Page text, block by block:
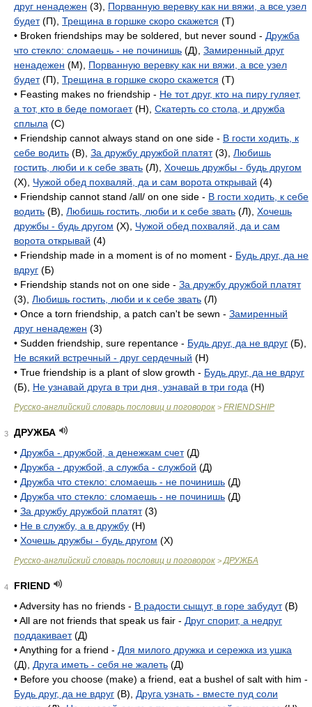
друг ненадежен (3), Порванную веревку как ни вяжи, а все узел
будет(П), Трещина в горшке скоро скажется (T)
• Broken friendships may be soldered, but never sound - Дружба
что стекло: сломаешь - не починишь (Д), Замиренный друг
ненадежен (M), Порванную веревку как ни вяжи, а все узел
будет(П), Трещина в горшке скоро скажется (T)
• Feasting makes no friendship - Не тот друг, кто на пиру гуляет,
а тот, кто в беде помогает(H), Скатерть со стола, и дружба
сплыла (C)
• Friendship cannot always stand on one side - В гости ходить, к
себе водить (B), За дружбу дружбой платят(3), Любишь
гостить, люби и к себе звать (Л), Хочешь дружбы - будь другом
(X), Чужой обед похваляй, да и сам ворота открывай (4)
• Friendship cannot stand /all/ on one side - В гости ходить, к себе
водить (B), Любишь гостить, люби и к себе звать (Л), Хочешь
дружбы - будь другом (X), Чужой обед похваляй, да и сам
ворота открывай (4)
• Friendship made in a moment is of no moment - Будь друг, да не
вдруг (Б)
• Friendship stands not on one side - За дружбу дружбой платят
(3), Любишь гостить, люби и к себе звать (Л)
• Once a torn friendship, a patch can't be sewn - Замиренный
друг ненадежен (3)
• Sudden friendship, sure repentance - Будь друг, да не вдруг (Б),
Не всякий встречный - друг сердечный (H)
• True friendship is a plant of slow growth - Будь друг, да не вдруг
(Б), Не узнавай друга в три дня, узнавай в три года (H)
Русско-английский словарь пословиц и поговорок > FRIENDSHIP
3
ДРУЖБА
• Дружба - дружбой, а денежкам счет(Д)
• Дружба - дружбой, а служба - службой (Д)
• Дружба что стекло: сломаешь - не починишь (Д)
• Дружба что стекло: сломаешь - не починишь (Д)
• За дружбу дружбой платят(3)
• Не в службу, а в дружбу (Н)
• Хочешь дружбы - будь другом (X)
Русско-английский словарь пословиц и поговорок > ДРУЖБА
4
FRIEND
• Adversity has no friends - В радости сыщут, в горе забудут(B)
• All are not friends that speak us fair - Друг спорит, а недруг
поддакивает(Д)
• Anything for a friend - Для милого дружка и сережка из ушка
(Д), Друга иметь - себя не жалеть (Д)
• Before you choose (make) a friend, eat a bushel of salt with him -
Будь друг, да не вдруг (B), Друга узнать - вместе пуд соли